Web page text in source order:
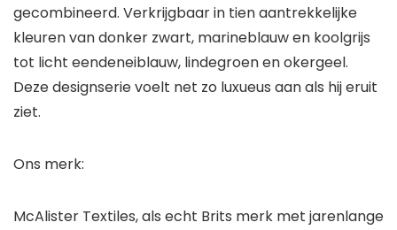
gecombineerd. Verkrijgbaar in tien aantrekkelijke
kleuren van donker zwart, marineblauw en koolgrijs
tot licht eendeneiblauw, lindegroen en okergeel.
Deze designserie voelt net zo luxueus aan als hij eruit
ziet.
Ons merk:
McAlister Textiles, als echt Brits merk met jarenlange